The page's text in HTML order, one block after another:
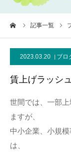
記事一覧
2023.03.20 ブロ
賃上げラッシュ
世間では、一部
ますが、
中小企業、小規
は、